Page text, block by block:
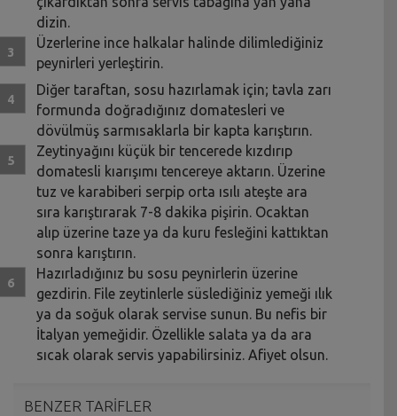
dizin.
Üzerlerine ince halkalar halinde dilimlediğiniz
peynirleri yerleştirin.
Diğer taraftan, sosu hazırlamak için; tavla zarı
formunda doğradığınız domatesleri ve
dövülmüş sarmısaklarla bir kapta karıştırın.
Zeytinyağını küçük bir tencerede kızdırıp
domatesli kıarışımı tencereye aktarın. Üzerine
tuz ve karabiberi serpip orta ısılı ateşte ara
sıra karıştırarak 7-8 dakika pişirin. Ocaktan
alıp üzerine taze ya da kuru fesleğini kattıktan
sonra karıştırın.
Hazırladığınız bu sosu peynirlerin üzerine
gezdirin. File zeytinlerle süslediğiniz yemeği ılık
ya da soğuk olarak servise sunun. Bu nefis bir
İtalyan yemeğidir. Özellikle salata ya da ara
sıcak olarak servis yapabilirsiniz. Afiyet olsun.
BENZER TARİFLER